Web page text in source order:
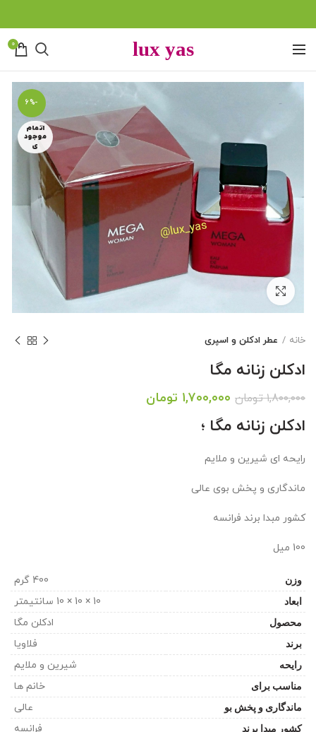
0
-6%
اتمام
موجود
ی
خانه عطر ادکلن و اسپری
ادکلن زنانه مگا
۱,۸۰۰,۰۰۰ تومان قیمت
اصلی:
۱,۷۰۰,۰۰۰ تومان
ادکلن زنانه مگا ؛
رایحه ای شیرین و ملایم
ماندگاری و پخش بوی عالی
کشور مبدا برند فرانسه
100 میل
وزن 400 گرم
ابعاد 10 × 10 × 10 سانتیمتر
محصول ادکلن مگا
برند فلاویا
رایحه شیرین و ملایم
مناسب برای خانم ها
ماندگاری و پخش بو عالی
کشور مبدا برند فرانسه